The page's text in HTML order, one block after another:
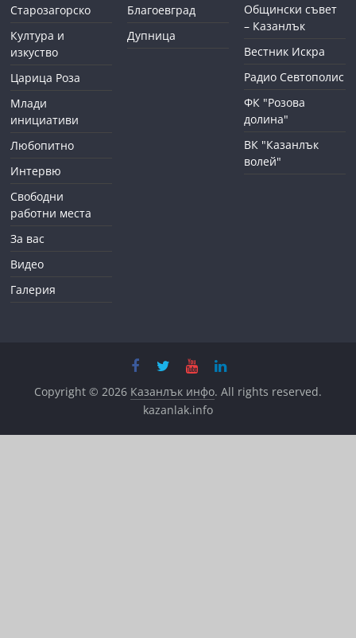
Старозагорско
Култура и
изкуство
Царица Роза
Млади
инициативи
Любопитно
Интервю
Свободни
работни места
За вас
Видео
Галерия
Благоевград
Дупница
Общински съвет
– Казанлък
Вестник Искра
Радио Севтополис
ФК "Розова
долина"
ВК "Казанлък
волей"
Copyright © 2026 Казанлък инфо. All rights reserved.
kazanlak.info